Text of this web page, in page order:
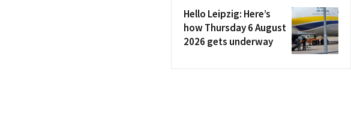
Hello Leipzig: Here’s
how Thursday 6 August
2026 gets underway